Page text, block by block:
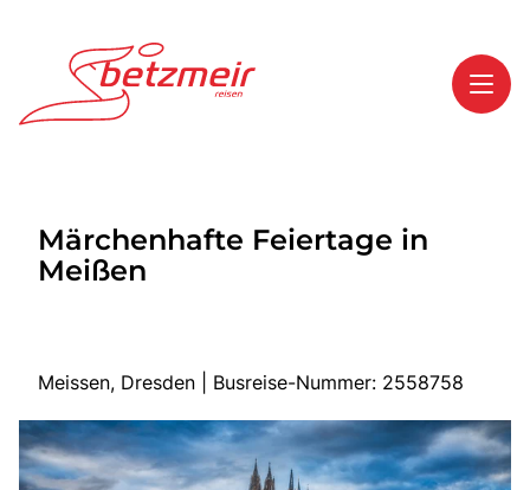
Highlights
Service
Start
Mehrtagesreisen
Märchenhafte Feiertage in
Meißen
Meissen, Dresden | Busreise-Nummer: 2558758